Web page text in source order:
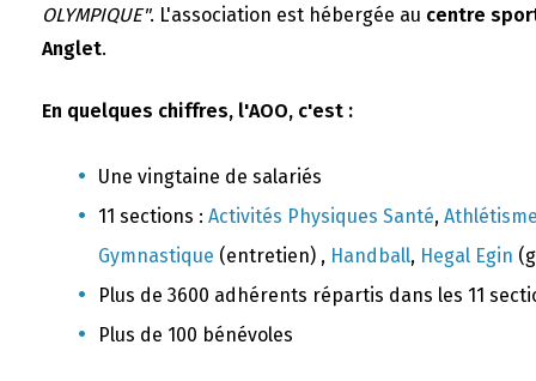
OLYMPIQUE". L'association est hébergée au centre
Anglet.
En quelques chiffres, l'AOO, c'est :
Une vingtaine de salariés
11 sections : Activités Physiques Santé, Athlétisme
Gymnastique (entretien) , Handball, Hegal Egin
Plus de 3600 adhérents répartis dans les 11
Plus de 100 bénévoles